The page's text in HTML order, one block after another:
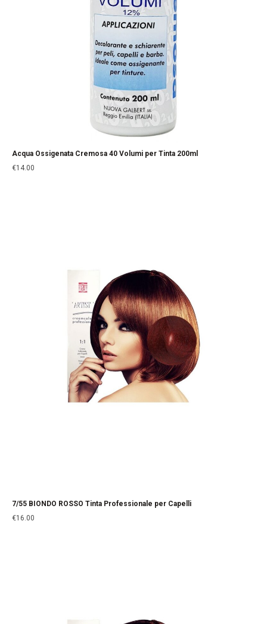
Acqua Ossigenata Cremosa 40 Volumi per Tinta 200ml
€14.00
7/55 BIONDO ROSSO Tinta Professionale per Capelli
€16.00